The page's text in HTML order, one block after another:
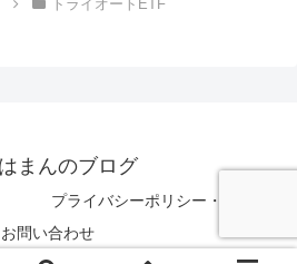
トライオートETF
まんのブログ
プライバシーポリシー・免責事項
お問い合わせ